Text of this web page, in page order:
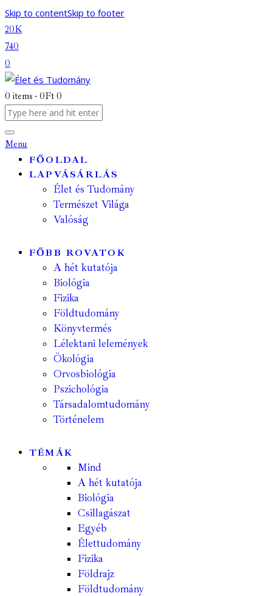
Skip to contentSkip to footer
20K
740
0
0 items - 0Ft 0
Menu
FŐOLDAL
LAPVÁSÁRLÁS
Élet és Tudomány
Természet Világa
Valóság
FŐBB ROVATOK
A hét kutatója
Biológia
Fizika
Földtudomány
Könyvtermés
Lélektani lelemények
Ökológia
Orvosbiológia
Pszichológia
Társadalomtudomány
Történelem
TÉMÁK
Mind
A hét kutatója
Biológia
Csillagászat
Egyéb
Élettudomány
Fizika
Földrajz
Földtudomány